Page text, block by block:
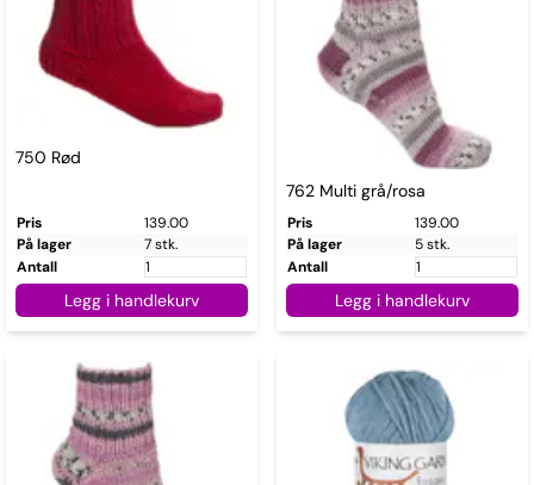
750 Rød
Pris
139.00
På lager
7 stk.
Antall
Legg i handlekurv
762 Multi grå/rosa
Pris
139.00
På lager
5 stk.
Antall
Legg i handlekurv